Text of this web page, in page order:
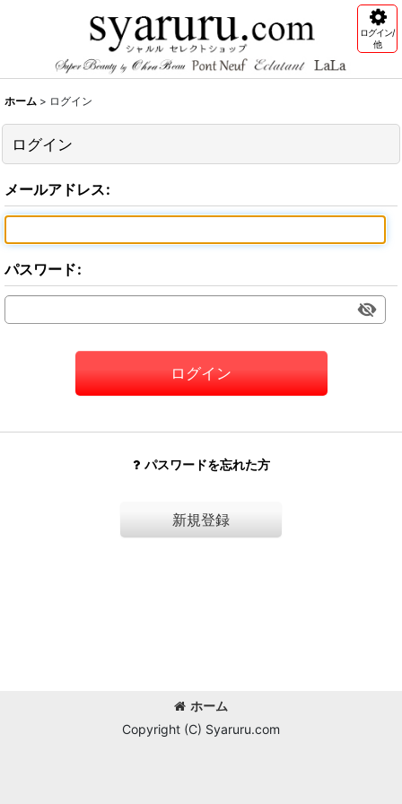
ログイン/
他
ホーム > ログイン
ログイン
メールアドレス:
パスワード:
ログイン
パスワードを忘れた方
新規登録
ホーム
Copyright (C) Syaruru.com